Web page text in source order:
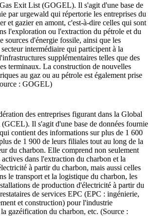
Exit List (GOGEL). Il s'agit d'une base de
par urgewald qui répertorie les entreprises du
et gazier en amont, c'est-à-dire celles qui sont
l'exploration ou l'extraction du pétrole et du
sources d'énergie fossile, ainsi que les
intermédiaire qui participent à la
supplémentaires telles que des
terminaux. La construction de nouvelles
au gaz ou au pétrole est également prise
: GOGEL)
des entreprises figurant dans la Global
Il s'agit d'une base de données fournie
contient des informations sur plus de 1 600
de 1 900 de leurs filiales tout au long de la
du charbon. Elle comprend non seulement
actives dans l'extraction du charbon et la
à partir du charbon, mais aussi celles
le transport et la logistique du charbon, les
de production d'électricité à partir du
de services EPC (EPC : ingénierie,
et construction) pour l'industrie
gazéification du charbon, etc. (Source :